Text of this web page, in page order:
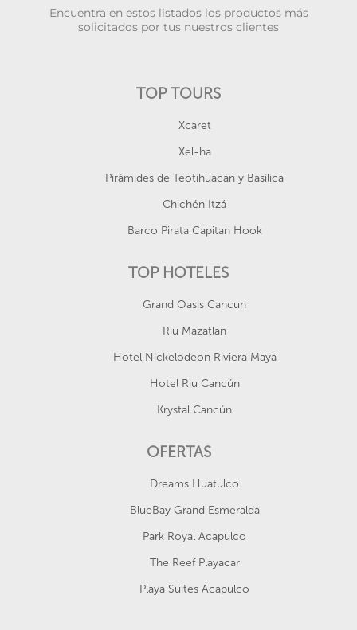
Encuentra en estos listados los productos más
solicitados por tus nuestros clientes
TOP TOURS
Xcaret
Xel-ha
Pirámides de Teotihuacán y Basílica
Chichén Itzá
Barco Pirata Capitan Hook
TOP HOTELES
Grand Oasis Cancun
Riu Mazatlan
Hotel Nickelodeon Riviera Maya
Hotel Riu Cancún
Krystal Cancún
OFERTAS
Dreams Huatulco
BlueBay Grand Esmeralda
Park Royal Acapulco
The Reef Playacar
Playa Suites Acapulco